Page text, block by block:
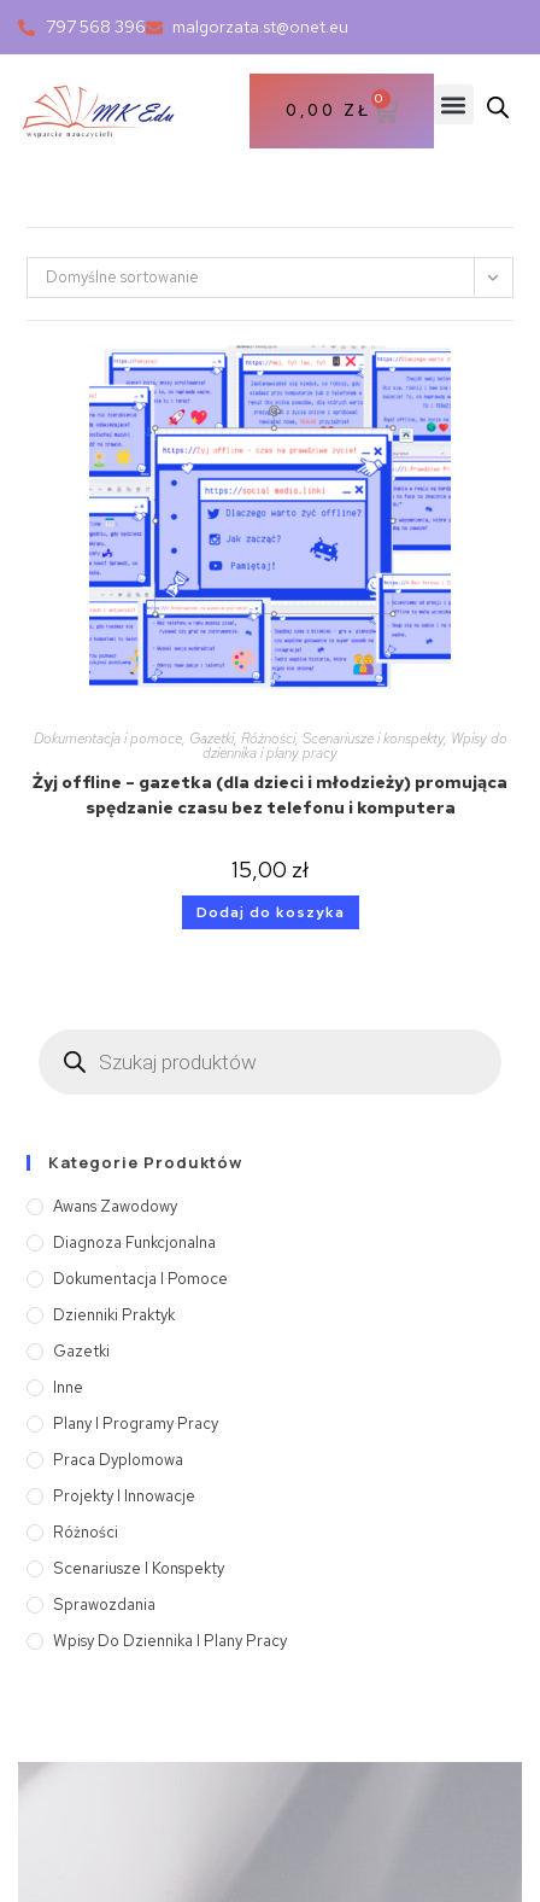
797 568 396 malgorzata.st@onet.eu
0,00 ZŁ
0
Domyślne sortowanie
Dokumentacja i pomoce, Gazetki, Różności, Scenariusze i konspekty, Wpisy do
dziennika i plany pracy
Żyj offline – gazetka (dla dzieci i młodzieży) promująca
spędzanie czasu bez telefonu i komputera
15,00 zł
Dodaj do koszyka
Kategorie Produktów
Awans Zawodowy
Diagnoza Funkcjonalna
Dokumentacja I Pomoce
Dzienniki Praktyk
Gazetki
Inne
Plany I Programy Pracy
Praca Dyplomowa
Projekty I Innowacje
Różności
Scenariusze I Konspekty
Sprawozdania
Wpisy Do Dziennika I Plany Pracy